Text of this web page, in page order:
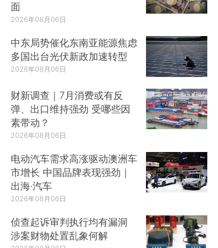
面
2026年08月06日
中东局势催化东南亚能源焦虑
多国出台光伏新政加速转型
2026年08月06日
财新调查｜7月消费或有反
弹、出口维持强劲 受哪些因
素带动？
2026年08月06日
电动汽车需求高涨驱动澳洲车
市增长 中国品牌表现强劲｜
出海·汽车
2026年08月06日
侦查起诉审判执行均有漏洞
涉案财物处置乱象何解